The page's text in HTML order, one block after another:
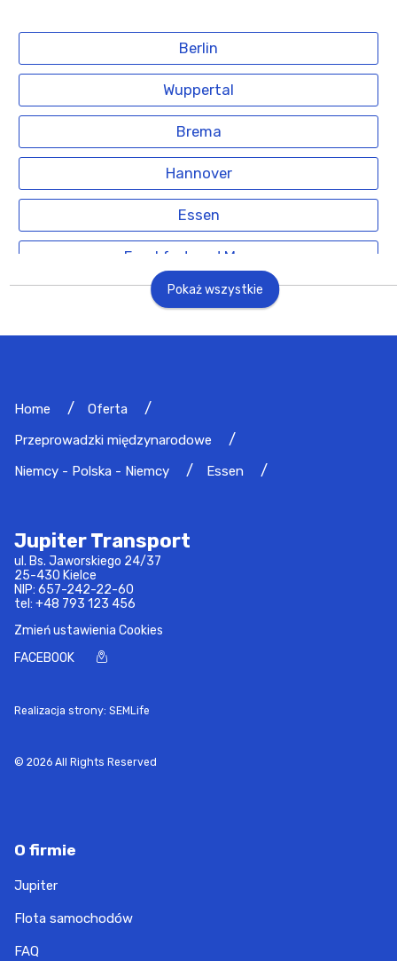
Berlin
Wuppertal
Brema
Hannover
Essen
Frankfurt nad Menem
Bonn
Norymberga
Duisburga
Pokaż wszystkie
Home
Oferta
Przeprowadzki międzynarodowe
Niemcy - Polska - Niemcy
Essen
Jupiter Transport
ul. Bs. Jaworskiego 24/37
25-430 Kielce
NIP: 657-242-22-60
tel: +48 793 123 456
Zmień ustawienia Cookies
FACEBOOK
Realizacja strony: SEMLife
© 2026 All Rights Reserved
O firmie
Jupiter
Flota samochodów
FAQ